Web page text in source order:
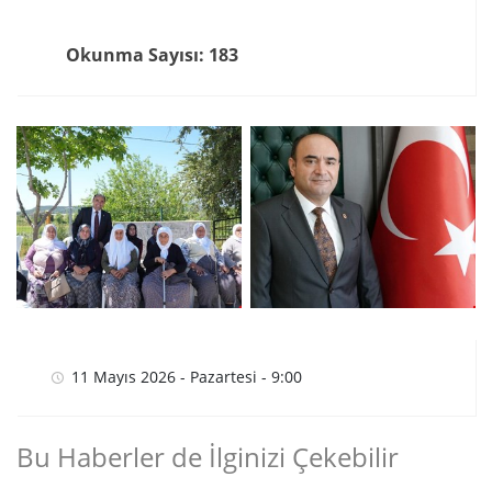
Okunma Sayısı: 183
11 Mayıs 2026 - Pazartesi - 9:00
Bu Haberler de İlginizi Çekebilir